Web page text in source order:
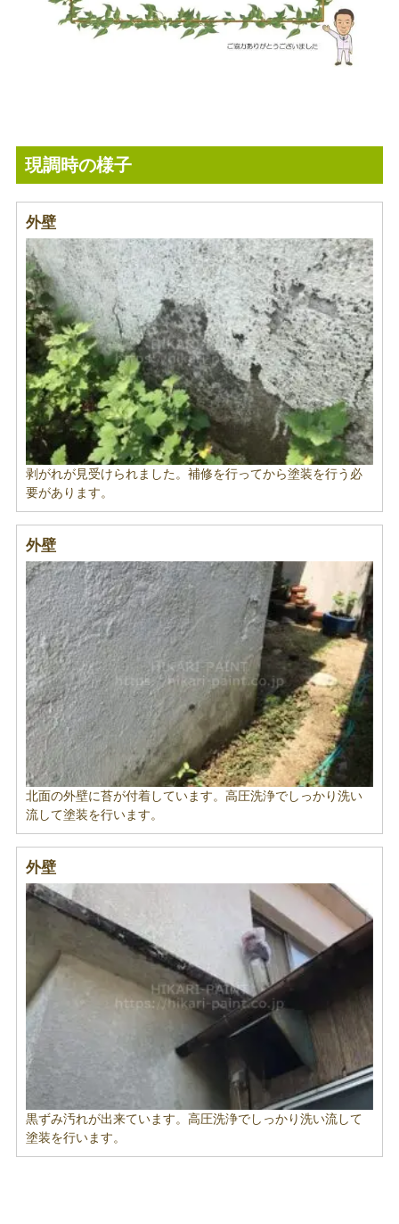
現調時の様子
外壁
剥がれが見受けられました。補修を行ってから塗装を行う必
要があります。
外壁
北面の外壁に苔が付着しています。高圧洗浄でしっかり洗い
流して塗装を行います。
外壁
黒ずみ汚れが出来ています。高圧洗浄でしっかり洗い流して
塗装を行います。